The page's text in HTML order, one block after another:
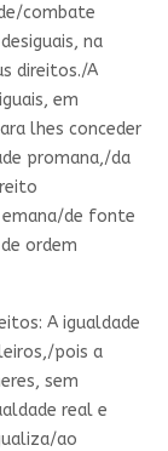
combate
na
direitos./A
em
lhes conceder
promana,/da
emana/de fonte
ordem
A igualdade
pois a
sem
real e
ao